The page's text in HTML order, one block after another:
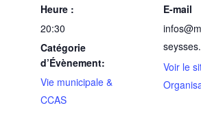
Heure :
20:30
Catégorie
d’Évènement:
Vie municipale &
CCAS
E-mail
Voir le